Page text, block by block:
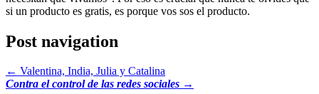
si un producto es gratis, es porque vos sos el producto.
Post navigation
← Valentina, India, Julia y Catalina
Contra el control de las redes sociales →